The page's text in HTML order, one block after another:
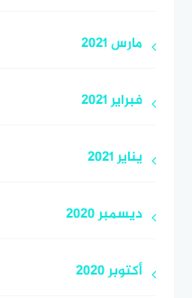
مارس 2021
فبراير 2021
يناير 2021
ديسمبر 2020
أكتوبر 2020